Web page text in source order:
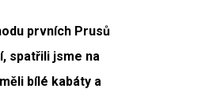
prvních Prusů
spatřili jsme na
bílé kabáty a